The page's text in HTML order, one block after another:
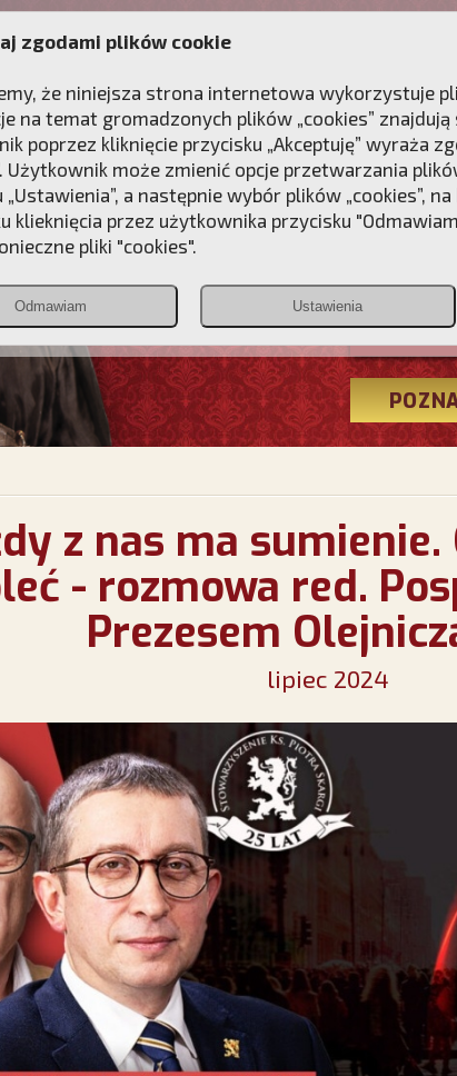
KAMPANIE DLA DUSZY
z nas ma sumienie.
- rozmowa red.
Prezesem
lipiec 2024
zgodami plików cookie
że niniejsza strona internetowa wykorzystuje
na temat gromadzonych plików „cookies” znajdują
poprzez kliknięcie przycisku „Akceptuję” wyraża
Użytkownik może zmienić opcje przetwarzania
„Ustawienia”, a następnie wybór plików „cookies”,
klieknięcia przez użytkownika przycisku
pliki "cookies".
Odmawiam Ustawienia